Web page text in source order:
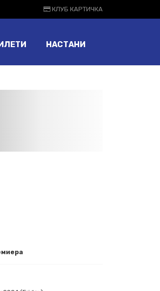
КЛУБ КАРТИЧКА
НАСТАНИ